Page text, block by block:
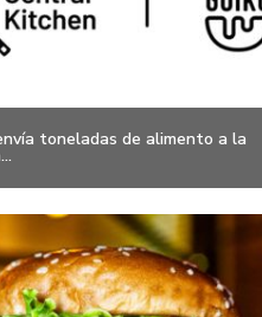
toneladas de alimento a la